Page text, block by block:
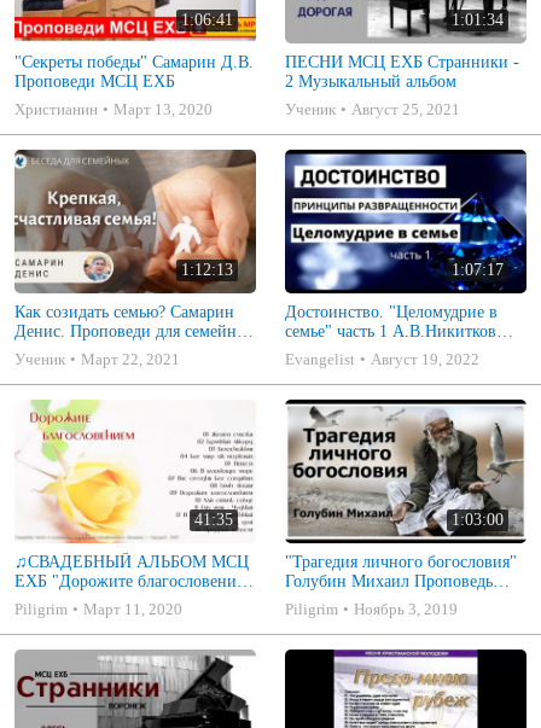
1:06:41
"Секреты победы" Самарин Д.В.
Проповеди МСЦ ЕХБ
Христианин
Март 13, 2020
1:01:34
ПЕСНИ МСЦ ЕХБ Странники -
2 Музыкальный альбом
Ученик
Август 25, 2021
1:12:13
Как созидать семью? Самарин
Денис. Проповеди для семейных
МСЦ ЕХБ
Ученик Март 22, 2021
1:07:17
Достоинство. "Целомудрие в
семье" часть 1 А.В.Никитков
Беседа для семейных МСЦ ЕХБ
Evangelist Август 19, 2022
41:35
♫СВАДЕБНЫЙ АЛЬБОМ МСЦ
ЕХБ "Дорожите благословением
- Христианские песни.
Музыкальный диск. Псалмы
Piligrim Март 11, 2020
1:03:00
"Трагедия личного богословия"
Голубин Михаил Проповедь
2019
Piligrim Ноябрь 3, 2019